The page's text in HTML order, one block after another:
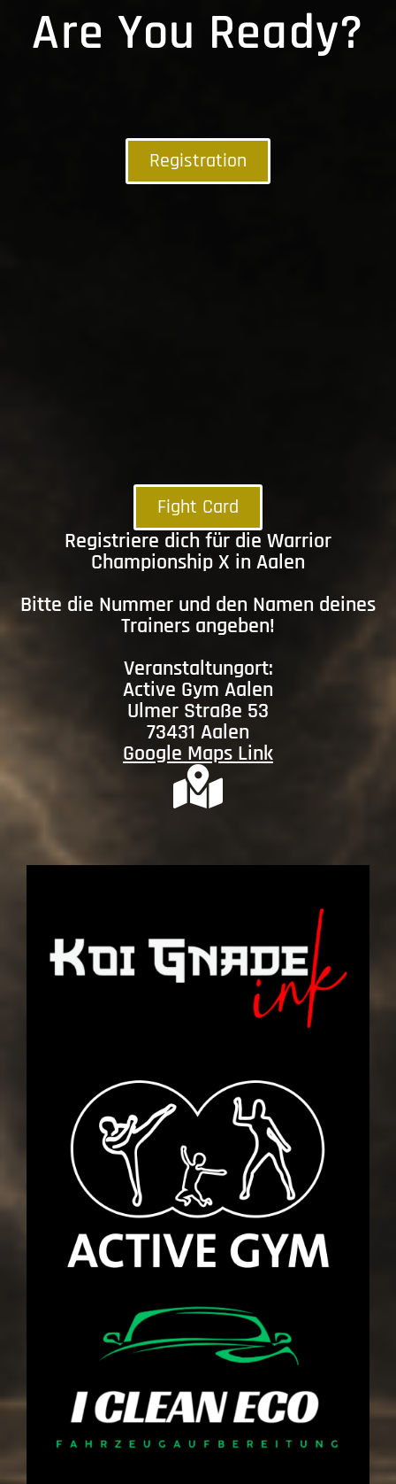
Are You Ready?
Registration
Fight Card
Registriere dich für die Warrior
Championship X in Aalen
Bitte die Nummer und den Namen deines
Trainers angeben!
Veranstaltungort:
Active Gym Aalen
Ulmer Straße 53
73431 Aalen
Google Maps Link